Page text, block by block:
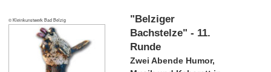
© Kleinkunstwerk Bad Belzig
"Belziger
Bachstelze" - 11.
Runde
Zwei Abende Humor,